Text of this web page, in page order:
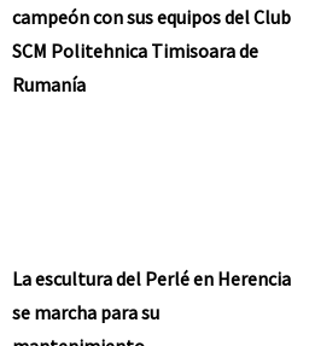
campeón con sus equipos del Club
SCM Politehnica Timisoara de
Rumanía
La escultura del Perlé en Herencia
se marcha para su